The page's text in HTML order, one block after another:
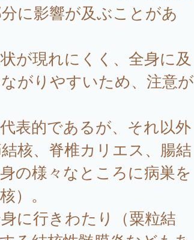
に影響が及ぶことがあ
が現れにくく、全身に及
がりやすいため、注意が
表的であるが、それ以外
核、脊椎カリエス、腸結
の様々なところに病巣を
）。
に行きわたり（粟粒結